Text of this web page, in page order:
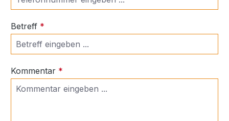
Betreff *
Kommentar *